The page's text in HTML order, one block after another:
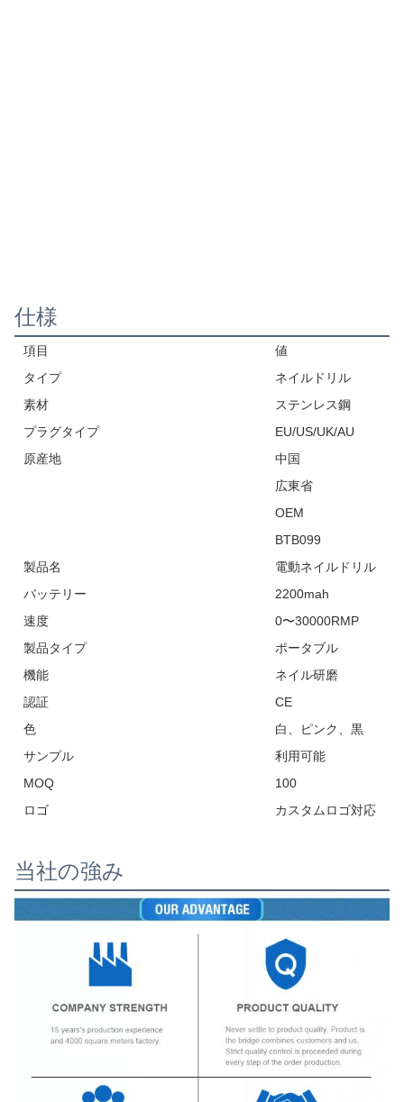
仕様
項目
値
タイプ
ネイルドリル
素材
ステンレス鋼
プラグタイプ
EU/US/UK/AU
原産地
中国
広東省
OEM
BTB099
製品名
電動ネイルドリル
バッテリー
2200mah
速度
0〜30000RMP
製品タイプ
ポータブル
機能
ネイル研磨
認証
CE
色
白、ピンク、黒
サンプル
利用可能
MOQ
100
ロゴ
カスタムロゴ対応
当社の強み